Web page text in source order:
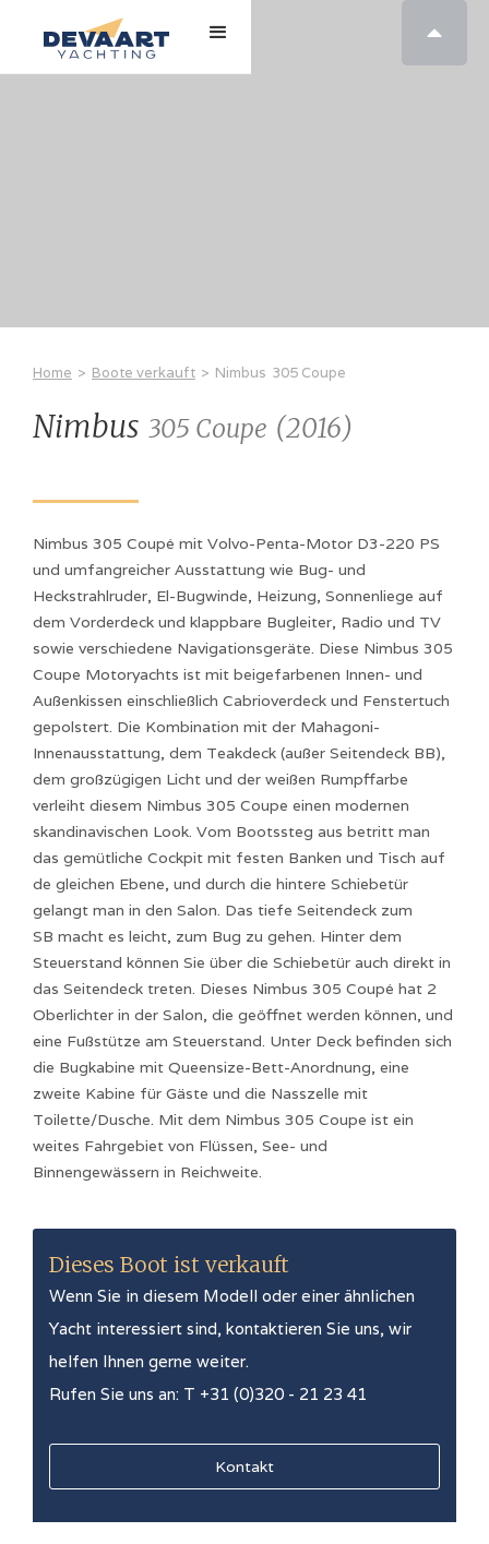

Home > Boote verkauft > Nimbus 305 Coupe
Nimbus 305 Coupe (2016)
Nimbus 305 Coupé mit Volvo-Penta-Motor D3-220 PS
und umfangreicher Ausstattung wie Bug- und
Heckstrahlruder, El-Bugwinde, Heizung, Sonnenliege auf
dem Vorderdeck und klappbare Bugleiter, Radio und TV
sowie verschiedene Navigationsgeräte. Diese Nimbus 305
Coupe Motoryachts ist mit beigefarbenen Innen- und
Außenkissen einschließlich Cabrioverdeck und Fenstertuch
gepolstert. Die Kombination mit der Mahagoni-
Innenausstattung, dem Teakdeck (außer Seitendeck BB),
dem großzügigen Licht und der weißen Rumpffarbe
verleiht diesem Nimbus 305 Coupe einen modernen
skandinavischen Look. Vom Bootssteg aus betritt man
das gemütliche Cockpit mit festen Banken und Tisch auf
de gleichen Ebene, und durch die hintere Schiebetür
gelangt man in den Salon. Das tiefe Seitendeck zum
SB macht es leicht, zum Bug zu gehen. Hinter dem
Steuerstand können Sie über die Schiebetür auch direkt in
das Seitendeck treten. Dieses Nimbus 305 Coupé hat 2
Oberlichter in der Salon, die geöffnet werden können, und
eine Fußstütze am Steuerstand. Unter Deck befinden sich
die Bugkabine mit Queensize-Bett-Anordnung, eine
zweite Kabine für Gäste und die Nasszelle mit
Toilette/Dusche. Mit dem Nimbus 305 Coupe ist ein
weites Fahrgebiet von Flüssen, See- und
Binnengewässern in Reichweite.
Dieses Boot ist verkauft
Wenn Sie in diesem Modell oder einer ähnlichen
Yacht interessiert sind, kontaktieren Sie uns, wir
helfen Ihnen gerne weiter.
Rufen Sie uns an: T +31 (0)320 - 21 23 41
Kontakt